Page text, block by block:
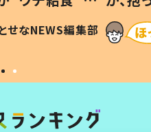
は #令和の親
せなNEWS編集部 「涙が
い」